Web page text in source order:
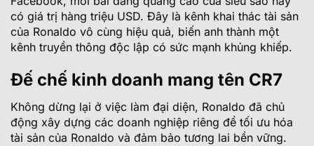
có giá trị hàng triệu USD. Đây là kênh khai thác tài sản
của Ronaldo vô cùng hiệu quả, biến anh thành một
kênh truyền thông độc lập có sức mạnh khủng khiếp.
Đế chế kinh doanh mang tên CR7
Không dừng lại ở việc làm đại diện, Ronaldo đã chủ
động xây dựng các doanh nghiệp riêng để tối ưu hóa
tài sản của Ronaldo và đảm bảo tương lai bền vững.